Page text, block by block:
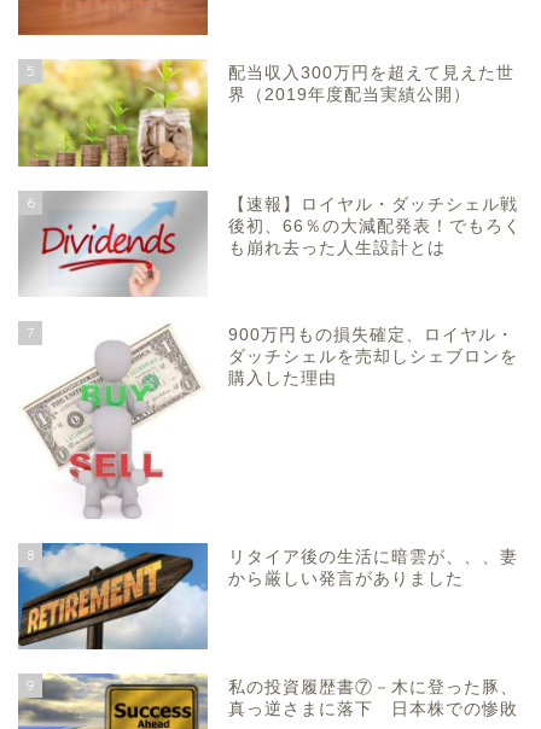
5
配当収入300万円を超えて見えた世
界（2019年度配当実績公開）
6
【速報】ロイヤル・ダッチシェル戦
後初、66％の大減配発表！でもろく
も崩れ去った人生設計とは
7
900万円もの損失確定、ロイヤル・
ダッチシェルを売却しシェブロンを
購入した理由
8
リタイア後の生活に暗雲が、、、妻
から厳しい発言がありました
9
私の投資履歴書⑦－木に登った豚、
真っ逆さまに落下 日本株での惨敗